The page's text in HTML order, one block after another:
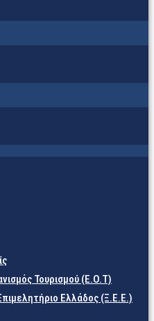
Τουρισμού (Ε.Ο.Τ)
Ελλάδος (Ξ.Ε.Ε.)